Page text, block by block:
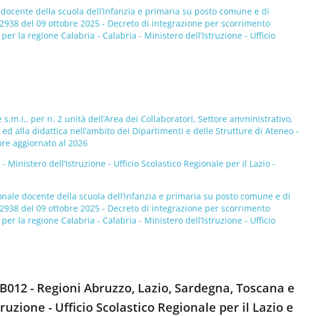
della scuola dell’infanzia e primaria su posto comune e di
del 09 ottobre 2025 - Decreto di integrazione per scorrimento
la regione Calabria - Calabria - Ministero dell’Istruzione - Ufficio
per n. 2 unità dell’Area dei Collaboratori, Settore amministrativo,
alla didattica nell’ambito dei Dipartimenti e delle Strutture di Ateneo -
aggiornato al 2026
Ministero dell’Istruzione - Ufficio Scolastico Regionale per il Lazio -
docente della scuola dell’infanzia e primaria su posto comune e di
del 09 ottobre 2025 - Decreto di integrazione per scorrimento
la regione Calabria - Calabria - Ministero dell’Istruzione - Ufficio
- Regioni Abruzzo, Lazio, Sardegna, Toscana e
- Ufficio Scolastico Regionale per il Lazio e